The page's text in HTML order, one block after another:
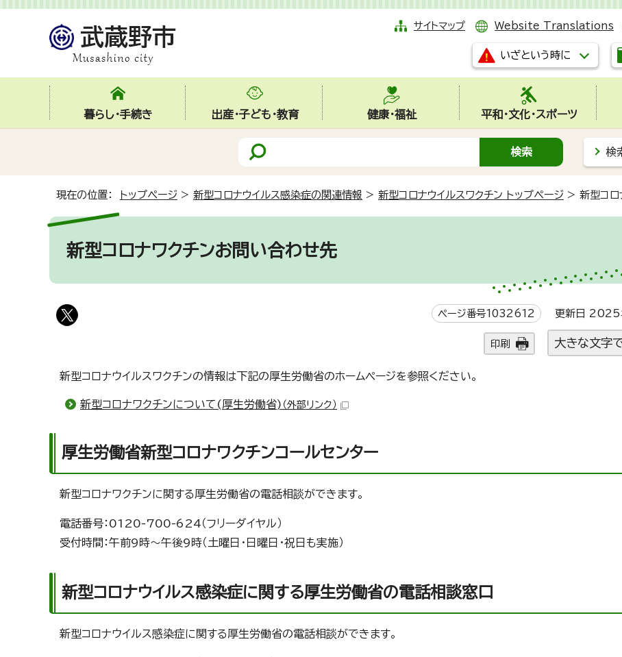
サイトマップ Website Translations
いざという時に
暮らし・手続き 出産・子ども・教育 健康・福祉 平和・文化・スポーツ
検
現在の位置： トップページ > 新型コロナウイルス感染症の関連情報 > 新型コロナウイルスワクチン トップページ > 新型コロ
新型コロナワクチンお問い合わせ先
ページ番号1032612 更新日 2025
印刷 大きな文字
新型コロナウイルスワクチンの情報は下記の厚生労働省のホームページを参照ください。
新型コロナワクチンについて(厚生労働省) （外部リンク）
厚生労働省新型コロナワクチンコールセンター
新型コロナワクチンに関する厚生労働省の電話相談ができます。
電話番号：0120-700-624（フリーダイヤル）
受付時間：午前9時～午後9時（土曜日・日曜日・祝日も実施）
新型コロナウイルス感染症に関する厚生労働省の電話相談窓口
新型コロナウイルス感染症に関する厚生労働省の電話相談ができます。